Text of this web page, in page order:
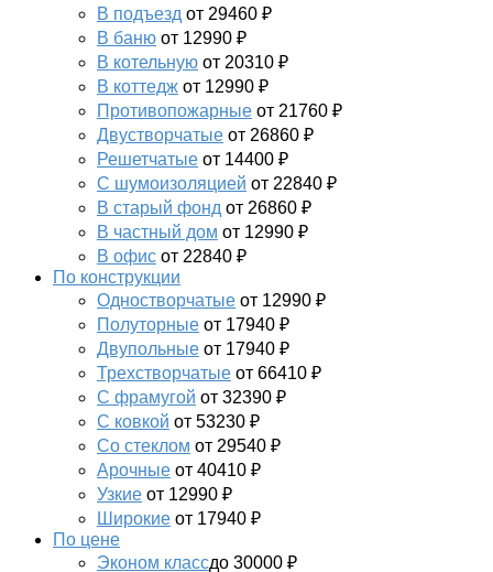
В подъезд от 29460 ₽
В баню от 12990 ₽
В котельную от 20310 ₽
В коттедж от 12990 ₽
Противопожарные от 21760 ₽
Двустворчатые от 26860 ₽
Решетчатые от 14400 ₽
С шумоизоляцией от 22840 ₽
В старый фонд от 26860 ₽
В частный дом от 12990 ₽
В офис от 22840 ₽
По конструкции
Одностворчатые от 12990 ₽
Полуторные от 17940 ₽
Двупольные от 17940 ₽
Трехстворчатые от 66410 ₽
С фрамугой от 32390 ₽
С ковкой от 53230 ₽
Со стеклом от 29540 ₽
Арочные от 40410 ₽
Узкие от 12990 ₽
Широкие от 17940 ₽
По цене
Эконом классдо 30000 ₽